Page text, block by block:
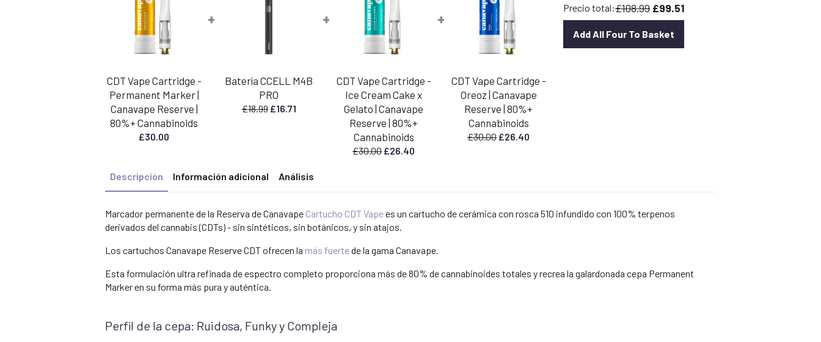
CDT Vape Cartridge -
Permanent Marker |
Canavape Reserve |
80%+ Cannabinoids
£30.00
+
Batería CCELL M4B
PRO
£18.99 El
£16.71El
+
CDT Vape Cartridge -
Ice Cream Cake x
Gelato | Canavape
Reserve | 80%+
Cannabinoids
£30.00 El
era:
£26.40
es:
+
CDT Vape Cartridge -
Oreoz | Canavape
Reserve | 80%+
Cannabinoids
£30.00 El
£30.00.
£26.40
£26.40.
Precio total:£108.99 £99.51
Add All Four To Basket
Descripción Información adicional Análisis
Marcador permanente de la Reserva de Canavape Cartucho CDT Vapees un cartucho de cerámica con rosca 510 infundido con 100% terpenos
derivados del cannabis (CDTs) - sin sintéticos, sin botánicos, y sin atajos.
Los cartuchos Canavape Reserve CDT ofrecen la más fuertede la gama Canavape.
Esta formulación ultra refinada de espectro completo proporciona más de 80% de cannabinoides totales y recrea la galardonada cepa Permanent
Marker en su forma más pura y auténtica.
Perfil de la cepa: Ruidosa, Funky y Compleja